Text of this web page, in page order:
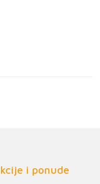
i ponude